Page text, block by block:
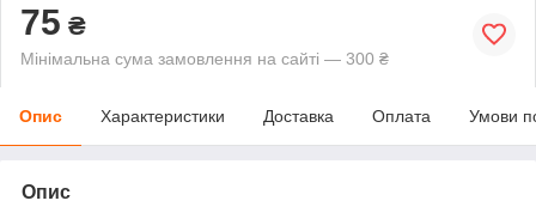
75 ₴
Мінімальна сума замовлення на сайті — 300 ₴
Опис Характеристики Доставка Оплата Умови
Опис